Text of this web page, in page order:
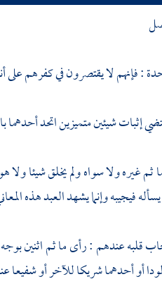
: فإنهم لا يقتصرون في كفرهم على
إثبات شيئين متميزين اتحد أحدهما
غيره ولا سواه ولم يخلق شيئا
فيجيبه وإنما يشهد العبد هذه
عندهم : رأى ما ثم اثنين بوجه
أو أحدهما شريكا للآخر أو شفيعا